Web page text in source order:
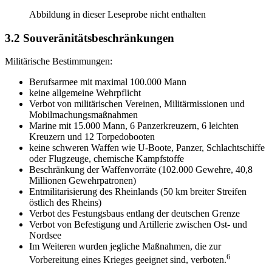
Abbildung in dieser Leseprobe nicht enthalten
3.2 Souveränitätsbeschränkungen
Militärische Bestimmungen:
Berufsarmee mit maximal 100.000 Mann
keine allgemeine Wehrpflicht
Verbot von militärischen Vereinen, Militärmissionen und
Mobilmachungsmaßnahmen
Marine mit 15.000 Mann, 6 Panzerkreuzern, 6 leichten
Kreuzern und 12 Torpedobooten
keine schweren Waffen wie U-Boote, Panzer, Schlachtschiffe
oder Flugzeuge, chemische Kampfstoffe
Beschränkung der Waffenvorräte (102.000 Gewehre, 40,8
Millionen Gewehrpatronen)
Entmilitarisierung des Rheinlands (50 km breiter Streifen
östlich des Rheins)
Verbot des Festungsbaus entlang der deutschen Grenze
Verbot von Befestigung und Artillerie zwischen Ost- und
Nordsee
Im Weiteren wurden jegliche Maßnahmen, die zur
Vorbereitung eines Krieges geeignet sind, verboten.6